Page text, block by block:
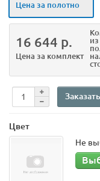
Цена за полотно
16 644 р.
Цена за комплект
Заказать
Цвет
Не